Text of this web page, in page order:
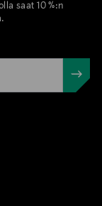
saat 10 %:n